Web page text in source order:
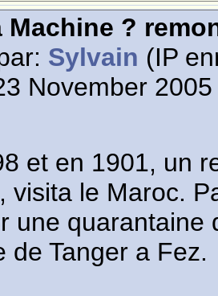
Machine ?
Sylvain (IP
November
et en 1901, un
visita le Maroc.
une quarantaine
de Tanger a Fez.